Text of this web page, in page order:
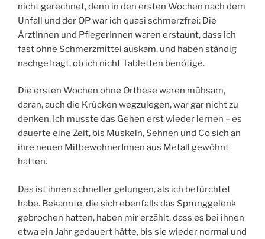
nicht gerechnet, denn in den ersten Wochen nach dem
Unfall und der OP war ich quasi schmerzfrei: Die
ÄrztInnen und PflegerInnen waren erstaunt, dass ich
fast ohne Schmerzmittel auskam, und haben ständig
nachgefragt, ob ich nicht Tabletten benötige.
Die ersten Wochen ohne Orthese waren mühsam,
daran, auch die Krücken wegzulegen, war gar nicht zu
denken. Ich musste das Gehen erst wieder lernen – es
dauerte eine Zeit, bis Muskeln, Sehnen und Co sich an
ihre neuen MitbewohnerInnen aus Metall gewöhnt
hatten.
Das ist ihnen schneller gelungen, als ich befürchtet
habe. Bekannte, die sich ebenfalls das Sprunggelenk
gebrochen hatten, haben mir erzählt, dass es bei ihnen
etwa ein Jahr gedauert hätte, bis sie wieder normal und